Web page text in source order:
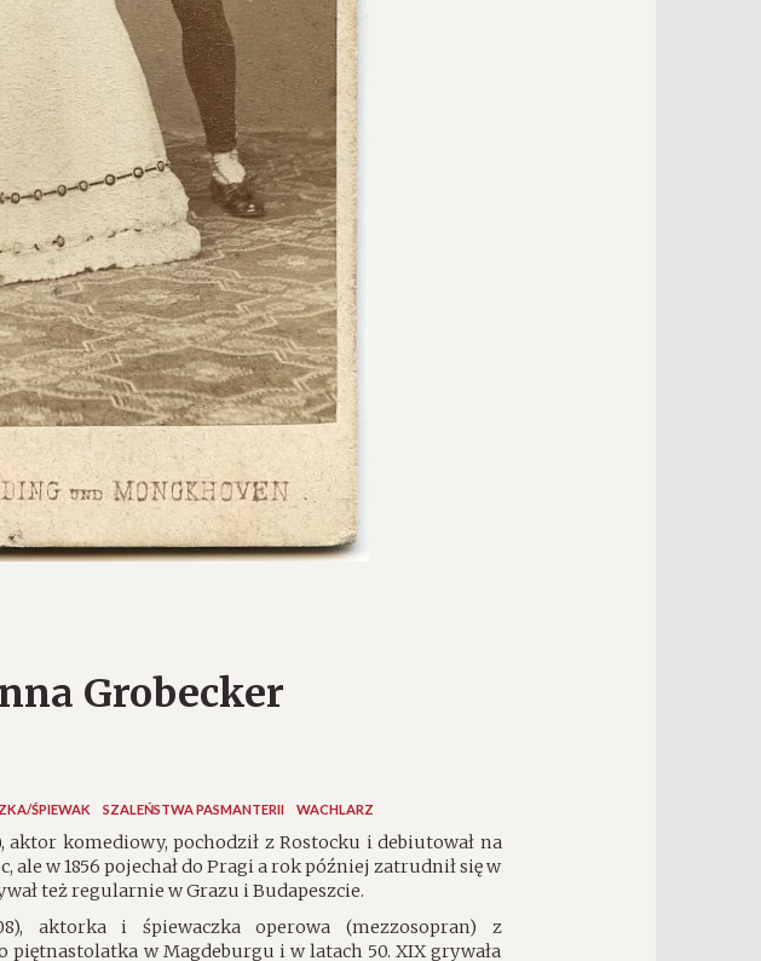
Grobecker
ŚPIEWAK SZALEŃSTWA PASMANTERII WACHLARZ
aktor komediowy, pochodził z Rostocku i debiutował na
ale w 1856 pojechał do Pragi a rok później zatrudnił się w
też regularnie w Grazu i Budapeszcie.
aktorka i śpiewaczka operowa (mezzosopran) z
piętnastolatka w Magdeburgu i w latach 50. XIX grywała